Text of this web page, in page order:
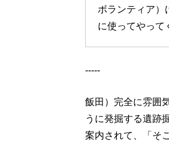
ボランティア）
に使ってやって
-----
飯田）完全に雰囲
うに発掘する遺跡
案内されて、「そ